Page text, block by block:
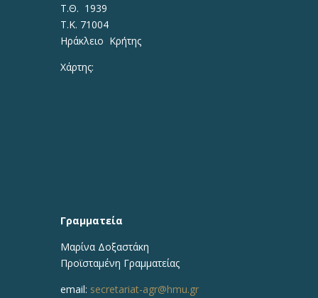
Τ.Θ. 1939
Τ.Κ. 71004
Ηράκλειο Κρήτης
Χάρτης:
Γραμματεία
Μαρίνα Δοξαστάκη
Προϊσταμένη Γραμματείας
email: secretariat-agr@hmu.gr